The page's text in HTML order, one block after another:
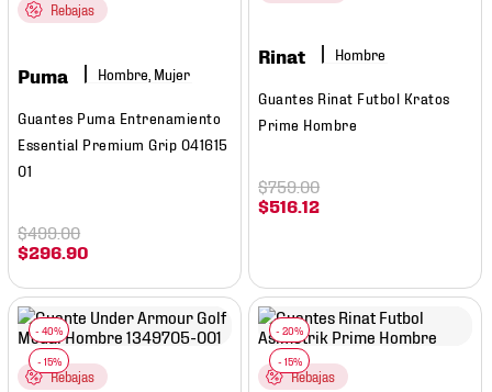
Rebajas
Puma Hombre, Mujer
Guantes Puma Entrenamiento
Essential Premium Grip 041615
01
$296.90
$499.00
Rinat Hombre
Guantes Rinat Futbol Kratos
Prime Hombre
$516.12
$759.00
Rebajas Rebajas
7.
mochilas
9 .
tenis niño
10. tenis nike